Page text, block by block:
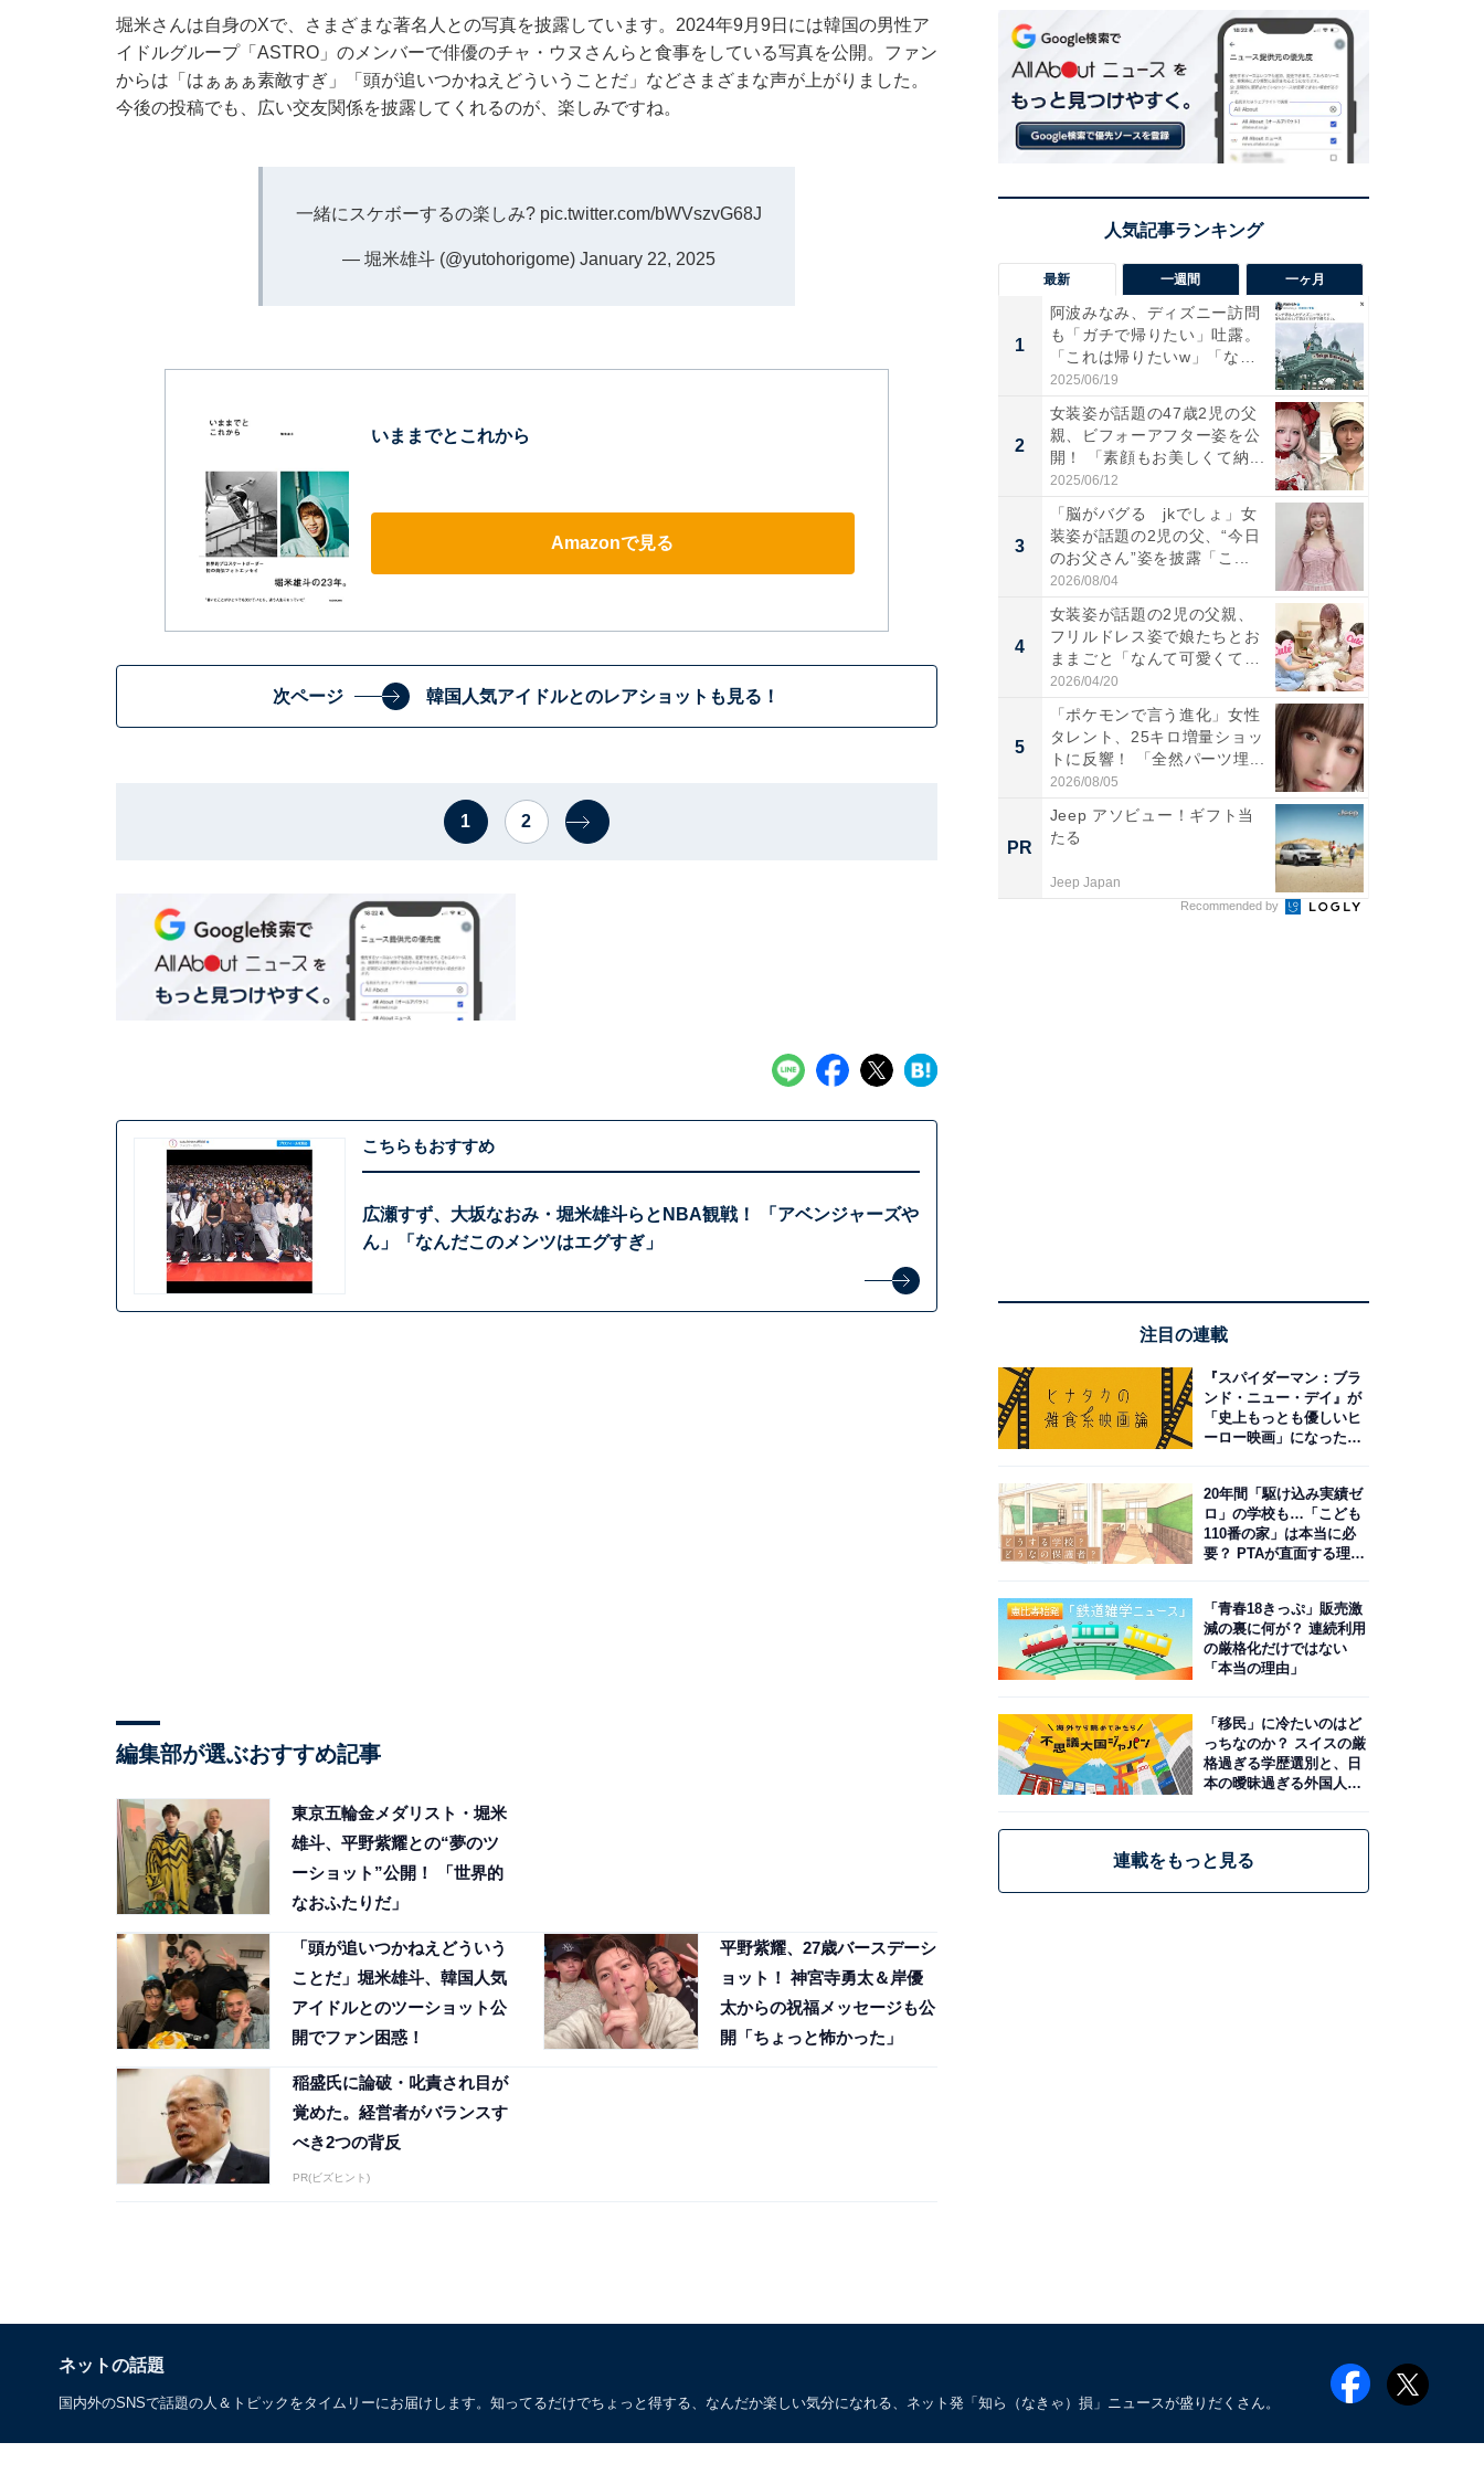
堀米さんは自身のXで、さまざまな著名人との写真を披露しています。2024年9月9日には韓国の男性ア
イドルグループ「ASTRO」のメンバーで俳優のチャ・ウヌさんらと食事をしている写真を公開。ファン
からは「はぁぁぁ素敵すぎ」「頭が追いつかねえどういうことだ」などさまざまな声が上がりました。
今後の投稿でも、広い交友関係を披露してくれるのが、楽しみですね。
一緒にスケボーするの楽しみ? pic.twitter.com/bWVszvG68J
— 堀米雄斗 (@yutohorigome) January 22, 2025
いままでとこれから
Amazonで見る
次ページ 韓国人気アイドルとのレアショットも見る！
1 2
こちらもおすすめ
広瀬すず、大坂なおみ・堀米雄斗らとNBA観戦！ 「アベンジャーズや
ん」「なんだこのメンツはエグすぎ」
編集部が選ぶおすすめ記事
東京五輪金メダリスト・堀米
雄斗、平野紫耀との“夢のツ
ーショット”公開！ 「世界的
なおふたりだ」
「頭が追いつかねえどういう
ことだ」堀米雄斗、韓国人気
アイドルとのツーショット公
開でファン困惑！
平野紫耀、27歳バースデーシ
ョット！ 神宮寺勇太＆岸優
太からの祝福メッセージも公
開「ちょっと怖かった」
稲盛氏に論破・叱責され目が
覚めた。経営者がバランスす
べき2つの背反
PR(ビズヒント)
最新 一週間 一ヶ月
1
阿波みなみ、ディズニー訪問
も「ガチで帰りたい」吐露。
「これは帰りたいw」「なん
ち...
2025/06/19
2
女装姿が話題の47歳2児の父
親、ビフォーアフター姿を公
開！ 「素顔もお美しくて納...
2025/06/12
3
「脳がバグる jkでしょ」女
装姿が話題の2児の父、“今日
のお父さん”姿を披露「こ...
2026/08/04
4
女装姿が話題の2児の父親、
フリルドレス姿で娘たちとお
ままごと「なんて可愛くて平
和...
2026/04/20
5
「ポケモンで言う進化」女性
タレント、25キロ増量ショッ
トに反響！ 「全然パーツ埋...
2026/08/05
PR
Jeep アソビュー！ギフト当
たる
Jeep Japan
Recommended by
注目の連載
『スパイダーマン：ブラ
ンド・ニュー・デイ』が
「史上もっとも優しいヒ
ーロー映画」になった理
20年間「駆け込み実績ゼ
ロ」の学校も…「こども
110番の家」は本当に必
要？ PTAが直面する理想
「青春18きっぷ」販売激
減の裏に何が？ 連続利用
の厳格化だけではない
「本当の理由」
「移民」に冷たいのはど
っちなのか？ スイスの厳
格過ぎる学歴選別と、日
本の曖昧過ぎる外国人政
連載をもっと見る
ネットの話題
国内外のSNSで話題の人＆トピックをタイムリーにお届けします。知ってるだけでちょっと得する、なんだか楽しい気分になれる、ネット発「知ら（なきゃ）損」ニュースが盛りだくさん。